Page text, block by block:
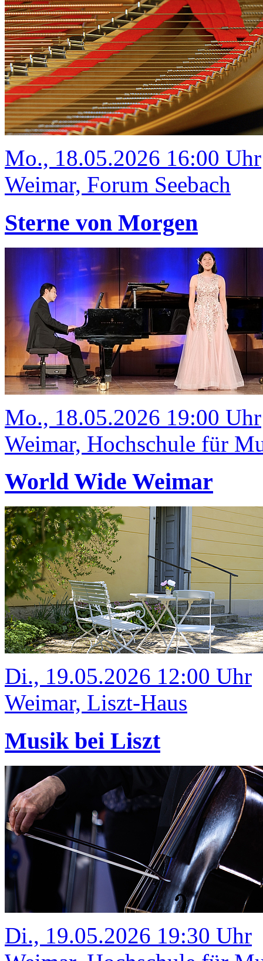
Mo., 18.05.2026 16:00 Uhr
Weimar, Forum Seebach
Sterne von Morgen
Mo., 18.05.2026 19:00 Uhr
Weimar, Hochschule für
World Wide Weimar
Di., 19.05.2026 12:00 Uhr
Weimar, Liszt-Haus
Musik bei Liszt
Di., 19.05.2026 19:30 Uhr